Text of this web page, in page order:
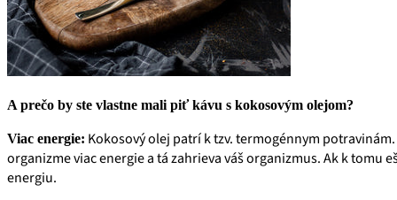
A prečo by ste vlastne mali piť kávu s kokosovým olejom?
Viac energie: Kokosový olej patrí k tzv. termogénnym
organizme viac energie a tá zahrieva váš organizmus. Ak k tomu
energiu.